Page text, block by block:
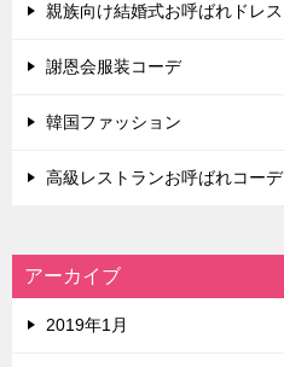
親族向け結婚式お呼ばれドレス
謝恩会服装コーデ
韓国ファッション
高級レストランお呼ばれコーデ
アーカイブ
2019年1月